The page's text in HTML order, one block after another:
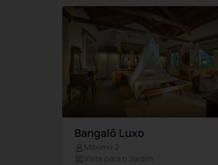
Bangalô Luxo
Máximo 2
Vista para o Jardim